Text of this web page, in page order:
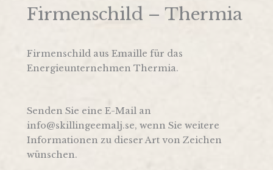
Firmenschild – Thermia
Firmenschild aus Emaille für das
Energieunternehmen Thermia.
Senden Sie eine E-Mail an
info@skillingeemalj.se, wenn Sie weitere
Informationen zu dieser Art von Zeichen
wünschen.